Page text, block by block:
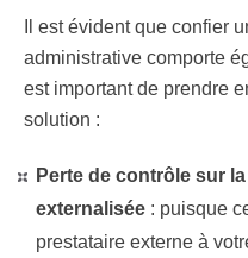
Il est évident que confier
administrative comporte
est important de prendre
solution :
Perte de contrôle sur
externalisée : puisque
prestataire externe à